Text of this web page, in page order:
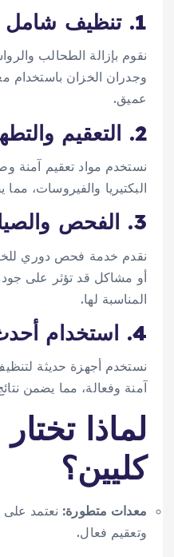
1. تنظيف شامل وإزالة الرواسب
نقوم بإزالة الطحالب
وجدران الخزان
عميق.
2. التعقيم والتطهير
نستخدم مواد تعقيم آمنة
البكتيريا والفيروسات،
3. الفحص والصيانة
نقدم خدمة فحص دوري
أو مشاكل قد تؤثر على
المناسبة لها.
4. استخدام أحدث التقنيات
نستخدم أجهزة حديثة
آمنة وفعالة، مما يضمن
لماذا
كليين؟
معدات متطورة: نعتمد
وتعقيم فعال.